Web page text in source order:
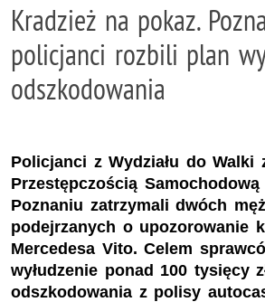
Kradzież na pokaz.
policjanci rozbili plan
odszkodowania
Policjanci z Wydziału do Walki
Przestępczością
Poznaniu zatrzymali dwóch
podejrzanych o upozorowanie
Mercedesa Vito. Celem
wyłudzenie ponad 100 tysięcy
odszkodowania z polisy